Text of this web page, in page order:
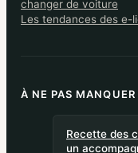
changer de voiture
Les tendances des e-
À NE PAS MANQUER
Recette des
un